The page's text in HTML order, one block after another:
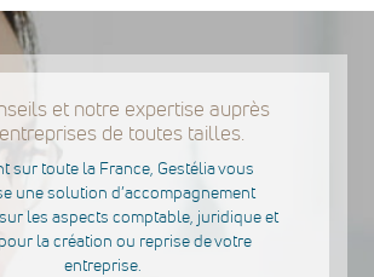
et notre expertise auprès
de toutes tailles.
sur toute la France, Gestélia vous
une solution d’accompagnement
les aspects comptable, juridique et
la création ou reprise de votre
entreprise.